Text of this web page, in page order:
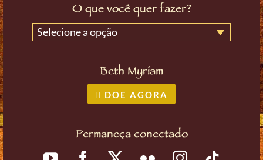
O que você quer fazer?
Selecione a opção
Beth Myriam
DOE AGORA
Permaneça conectado